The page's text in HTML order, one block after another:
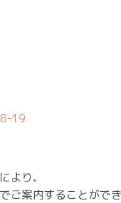
19
より、
ご案内することができ